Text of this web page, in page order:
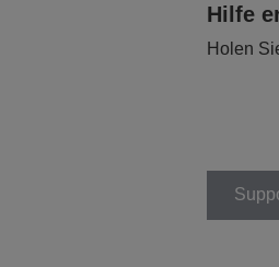
Hilfe
Holen